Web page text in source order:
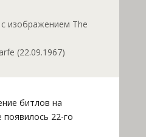
изображением The
(22.09.1967)
битлов на
22-го